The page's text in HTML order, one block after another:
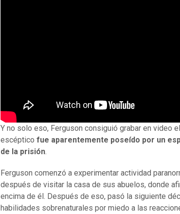
Y no solo eso, Ferguson consiguió grabar en video
escéptico fue aparentemente poseído por un
de la prisión.
Ferguson comenzó a experimentar actividad
después de visitar la casa de sus abuelos, donde
encima de él. Después de eso, pasó la siguiente
habilidades sobrenaturales por miedo a las